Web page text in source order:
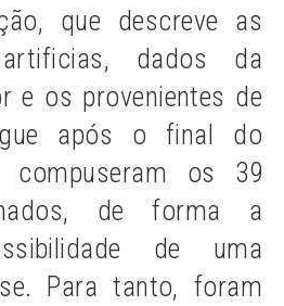
que descreve as
dados da
e os provenientes de
após o final do
compuseram os 39
de forma a
de uma
Para tanto, foram